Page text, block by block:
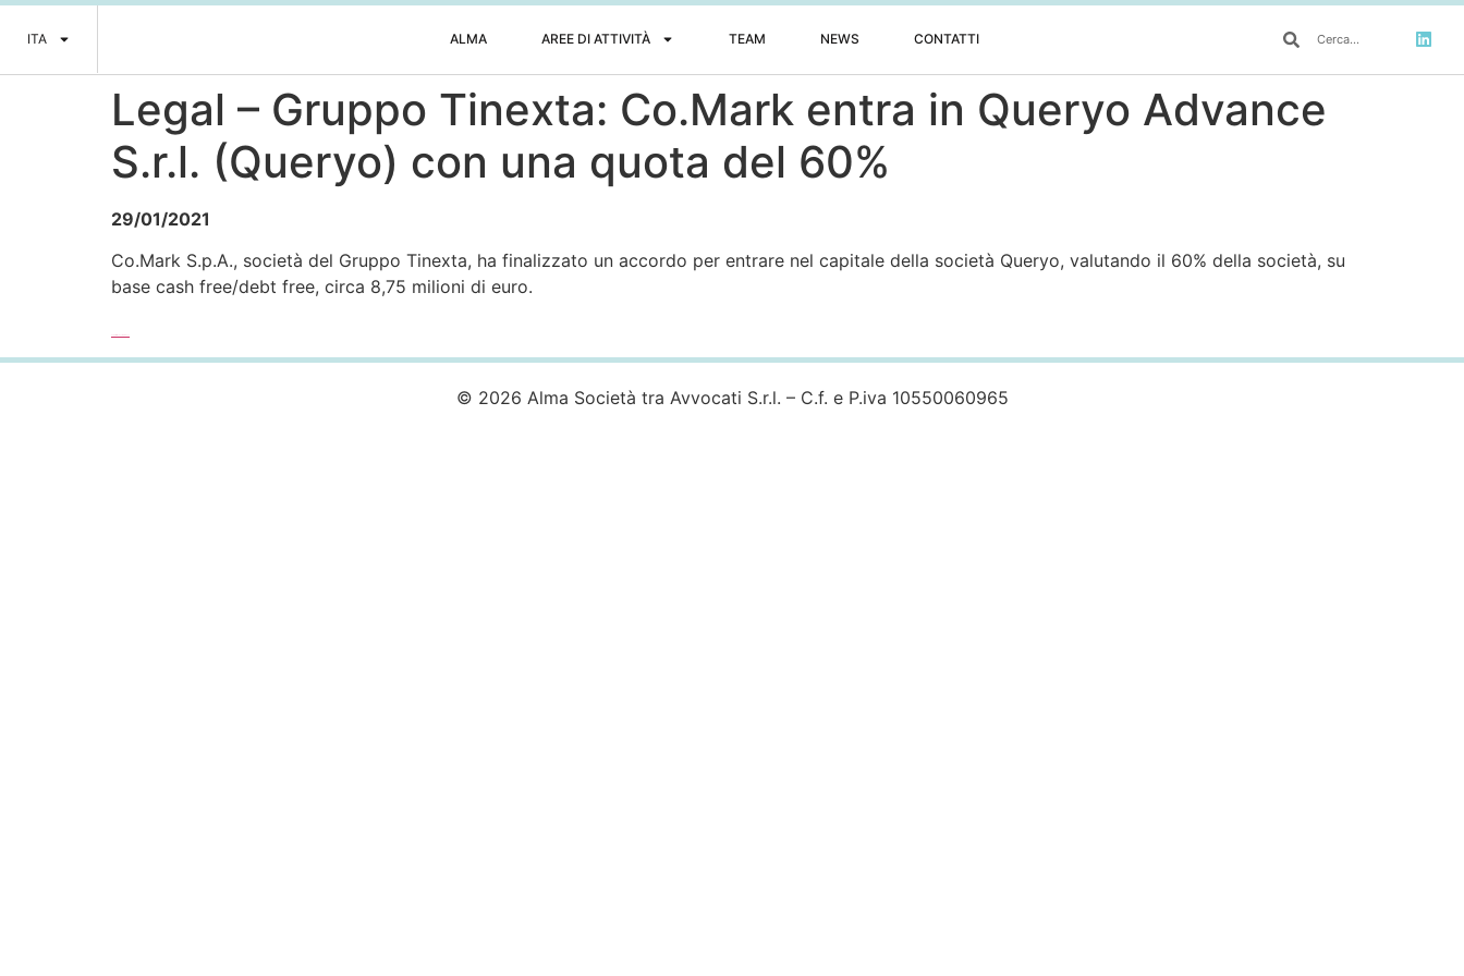
ITA ALMA AREE DI ATTIVITÀ TEAM NEWS CONTATTI
Legal – Gruppo Tinexta: Co.Mark entra in Queryo Advance
S.r.l. (Queryo) con una quota del 60%
29/01/2021
Co.Mark S.p.A., società del Gruppo Tinexta, ha finalizzato un accordo per entrare nel capitale della società Queryo, valutando il 60% della società, su
base cash free/debt free, circa 8,75 milioni di euro.
© 2026 Alma Società tra Avvocati S.r.l. – C.f. e P.iva 10550060965